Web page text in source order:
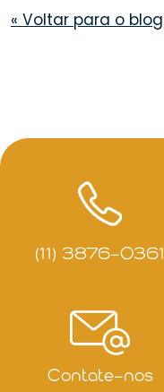
« Voltar para o blog
(11) 3876-0361
Contate-nos